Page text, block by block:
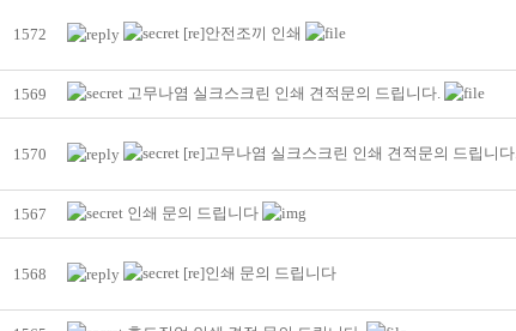
1572 [re]안전조끼 인쇄
1569 고무나염 실크스크린 인쇄 견적문의 드립니다.
1570 [re]고무나염 실크스크린 인쇄 견적문의 드립니다.
1567 인쇄 문의 드립니다
1568 [re]인쇄 문의 드립니다